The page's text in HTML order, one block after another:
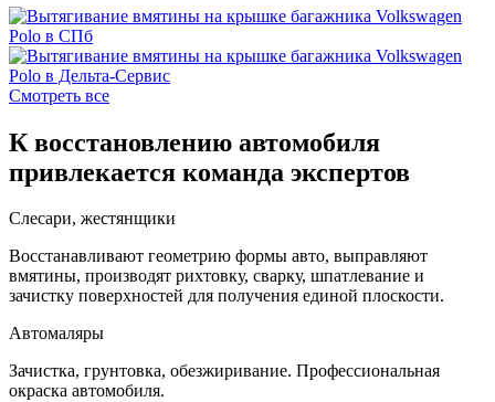
Смотреть все
К восстановлению автомобиля
привлекается команда экспертов
Слесари, жестянщики
Восстанавливают геометрию формы авто, выправляют
вмятины, производят рихтовку, сварку, шпатлевание и
зачистку поверхностей для получения единой плоскости.
Автомаляры
Зачистка, грунтовка, обезжиривание. Профессиональная
окраска автомобиля.